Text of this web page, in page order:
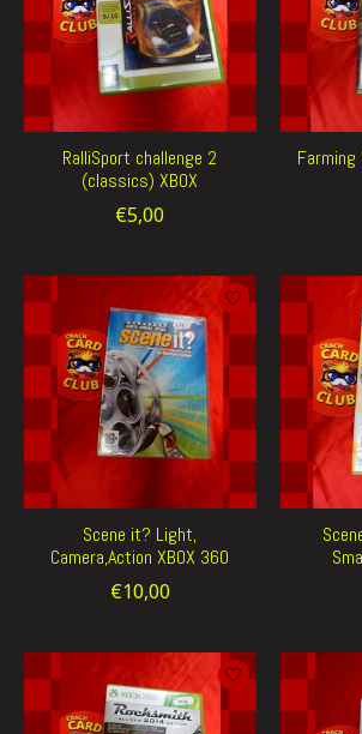
RalliSport challenge 2
(classics) XBOX
€5,00
Farming
Scene it? Light,
Camera,Action XBOX 360
€10,00